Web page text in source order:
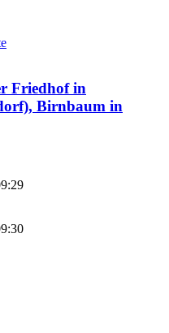
Friedhof in
Birnbaum in